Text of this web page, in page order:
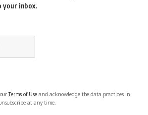
your inbox.
Terms of Use and acknowledge the data practices in
at any time.